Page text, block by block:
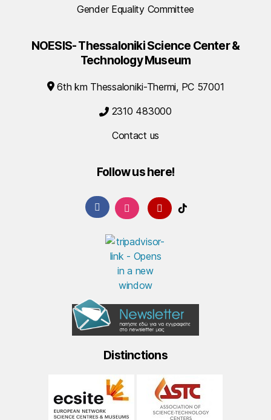
Gender Equality Committee
NOESIS- Thessaloniki Science Center &
Technology Museum
6th km Thessaloniki-Thermi, PC 57001
2310 483000
Contact us
Follow us here!
Distinctions